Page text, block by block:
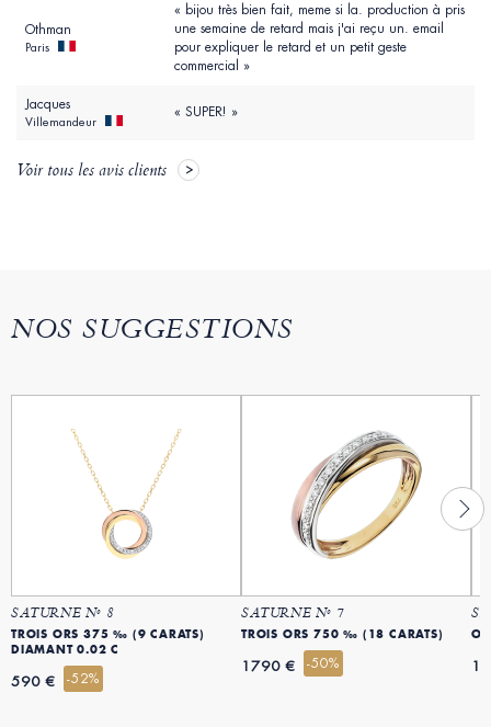
Othman
Paris
« bijou très bien fait, meme si la. production à pris
une semaine de retard mais j'ai reçu un. email
pour expliquer le retard et un petit geste
commercial »
Jacques
Villemandeur
« SUPER! »
Voir tous les avis clients
NOS SUGGESTIONS
SATURNE Nº 8
TROIS ORS 375 ‰ (9 CARATS)
DIAMANT 0.02 C
590 € -52%
SATURNE Nº 7
TROIS ORS 750 ‰ (18 CARATS)
1790 € -50%